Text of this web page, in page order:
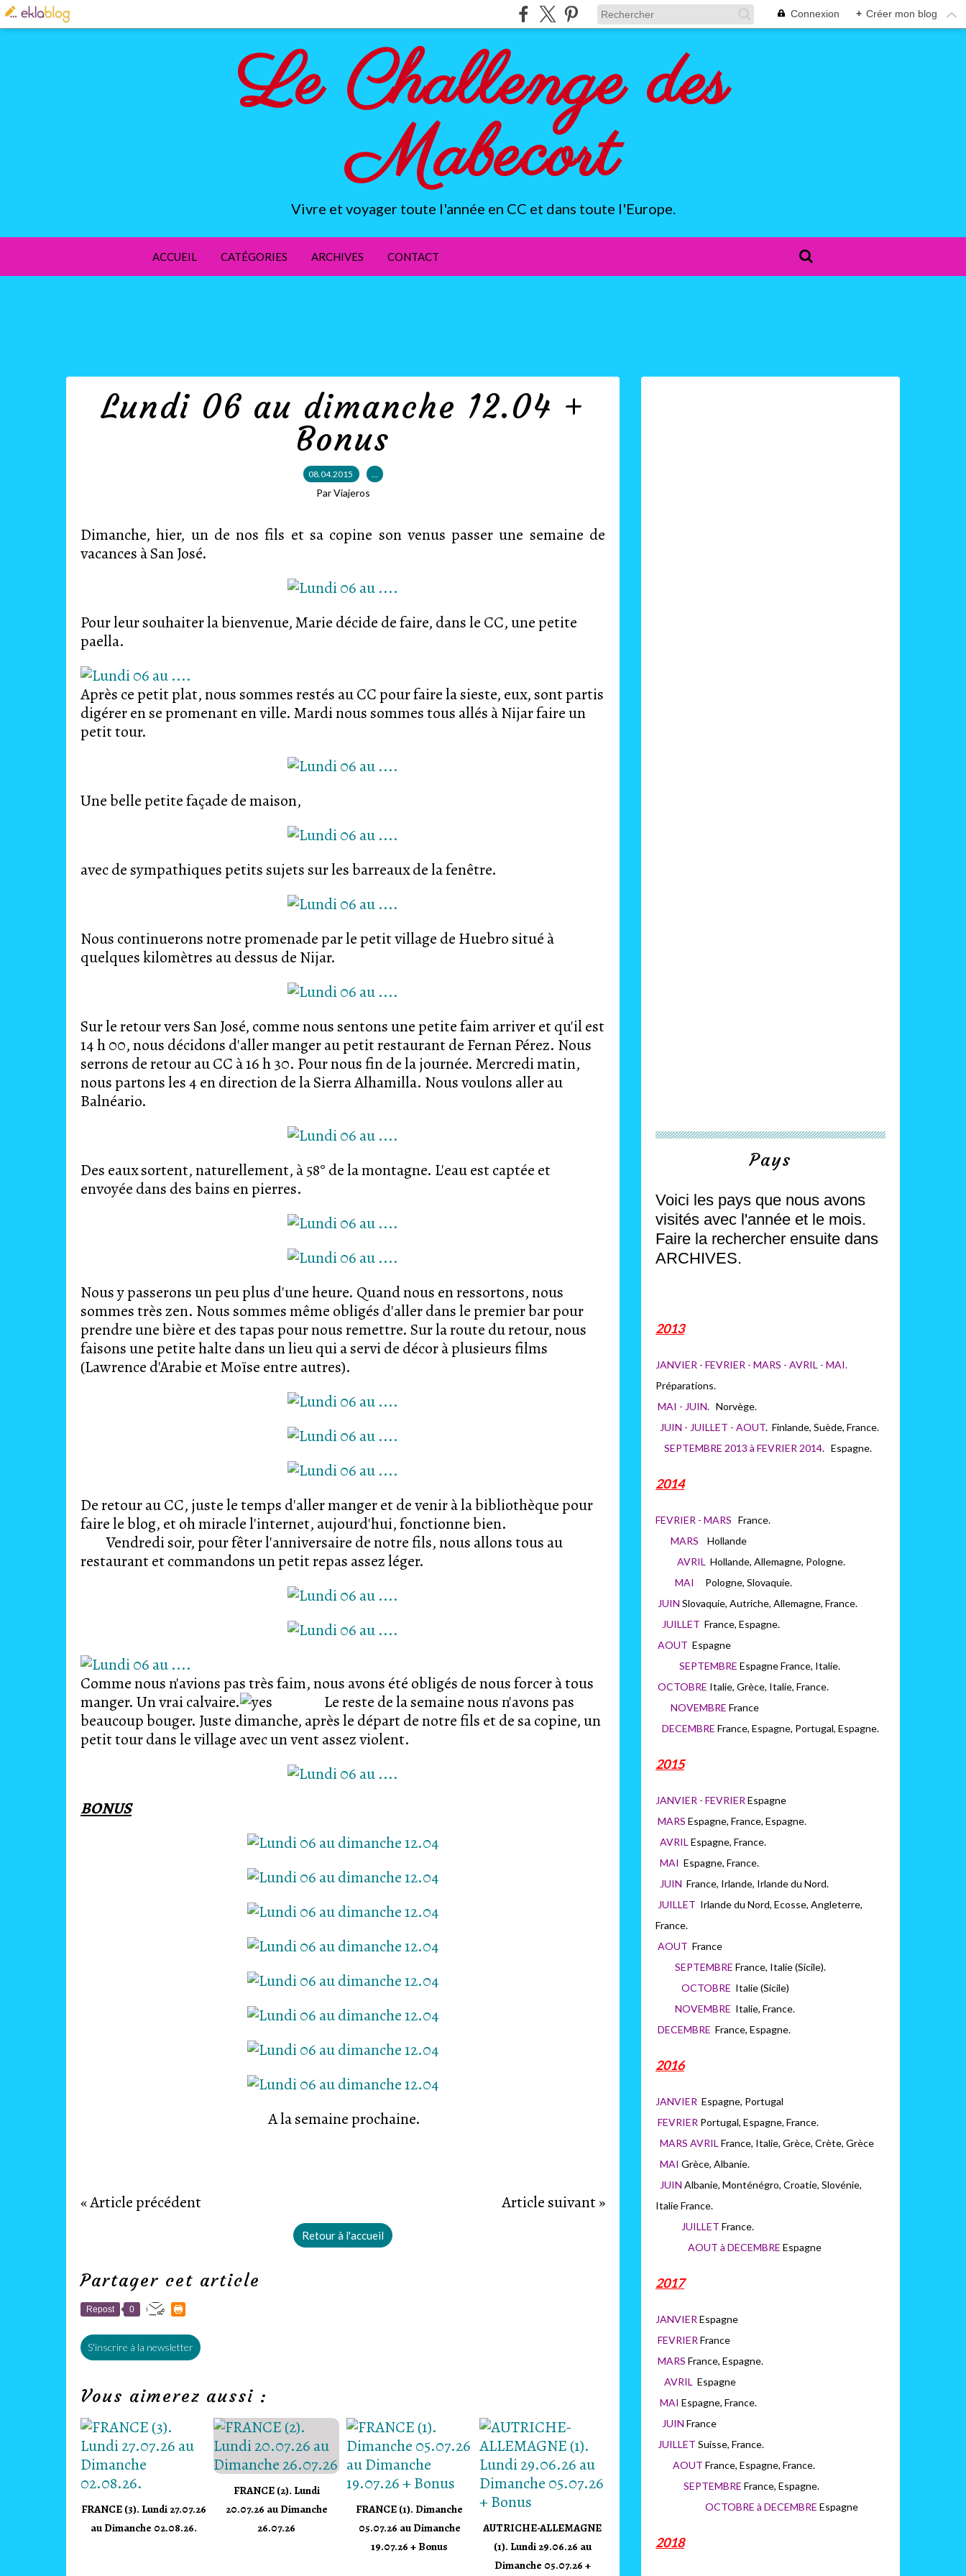
Connexion + Créer mon blog
Le Challenge des
Mabecort
Vivre et voyager toute l'année en CC et dans toute l'Europe.
ACCUEIL CATÉGORIES ARCHIVES CONTACT
Lundi 06 au dimanche 12.04 +
Bonus
08.04.2015 …
Par Viajeros
Dimanche, hier, un de nos fils et sa copine son venus passer une semaine de
vacances à San José.
Pour leur souhaiter la bienvenue, Marie décide de faire, dans le CC, une petite
paella.
Après ce petit plat, nous sommes restés au CC pour faire la sieste, eux, sont partis
digérer en se promenant en ville. Mardi nous sommes tous allés à Nijar faire un
petit tour.
Une belle petite façade de maison,
avec de sympathiques petits sujets sur les barreaux de la fenêtre.
Nous continuerons notre promenade par le petit village de Huebro situé à
quelques kilomètres au dessus de Nijar.
Sur le retour vers San José, comme nous sentons une petite faim arriver et qu'il est
14 h 00, nous décidons d'aller manger au petit restaurant de Fernan Pérez. Nous
serrons de retour au CC à 16 h 30. Pour nous fin de la journée. Mercredi matin,
nous partons les 4 en direction de la Sierra Alhamilla. Nous voulons aller au
Balnéario.
Des eaux sortent, naturellement, à 58° de la montagne. L'eau est captée et
envoyée dans des bains en pierres.
Nous y passerons un peu plus d'une heure. Quand nous en ressortons, nous
sommes très zen. Nous sommes même obligés d'aller dans le premier bar pour
prendre une bière et des tapas pour nous remettre. Sur la route du retour, nous
faisons une petite halte dans un lieu qui a servi de décor à plusieurs films
(Lawrence d'Arabie et Moïse entre autres).
De retour au CC, juste le temps d'aller manger et de venir à la bibliothèque pour
faire le blog, et oh miracle l'internet, aujourd'hui, fonctionne bien.
Vendredi soir, pour fêter l'anniversaire de notre fils, nous allons tous au
restaurant et commandons un petit repas assez léger.
Comme nous n'avions pas très faim, nous avons été obligés de nous forcer à tous
manger. Un vrai calvaire.
Le reste de la semaine nous n'avons pas
beaucoup bouger. Juste dimanche, après le départ de notre fils et de sa copine, un
petit tour dans le village avec un vent assez violent.
BONUS
A la semaine prochaine.
« Article précédent Article suivant »
Retour à l'accueil
Partager cet article
Repost 0
S'inscrire à la newsletter
Vous aimerez aussi :
FRANCE (3). Lundi 27.07.26
au Dimanche 02.08.26.
FRANCE (2). Lundi
20.07.26 au Dimanche
26.07.26
FRANCE (1). Dimanche
05.07.26 au Dimanche
19.07.26 + Bonus
AUTRICHE-ALLEMAGNE
(1). Lundi 29.06.26 au
Dimanche 05.07.26 +
Pays
Voici les pays que nous avons
visités avec l'année et le mois.
Faire la rechercher ensuite dans
ARCHIVES.
2013
JANVIER - FEVRIER - MARS - AVRIL - MAI.
Préparations.
MAI - JUIN. Norvège.
JUIN - JUILLET - AOUT. Finlande, Suède, France.
SEPTEMBRE 2013 à FEVRIER 2014. Espagne.
2014
FEVRIER - MARS France.
MARS Hollande
AVRIL Hollande, Allemagne, Pologne.
MAI
Pologne, Slovaquie.
JUIN Slovaquie, Autriche, Allemagne, France.
JUILLET France, Espagne.
AOUT Espagne
SEPTEMBRE Espagne France, Italie.
OCTOBRE Italie, Grèce, Italie, France.
NOVEMBRE France
DECEMBRE France, Espagne, Portugal, Espagne.
2015
JANVIER - FEVRIER Espagne
MARS Espagne, France, Espagne.
AVRIL Espagne, France.
MAI Espagne, France.
JUIN France, Irlande, Irlande du Nord.
JUILLET Irlande du Nord, Ecosse, Angleterre,
France.
AOUT France
SEPTEMBRE France, Italie (Sicile).
OCTOBRE Italie (Sicile)
NOVEMBRE Italie, France.
DECEMBRE France, Espagne.
2016
JANVIER Espagne, Portugal
FEVRIER Portugal, Espagne, France.
MARS AVRIL France, Italie, Grèce, Crète, Grèce
MAI Grèce, Albanie.
JUIN Albanie, Monténégro, Croatie, Slovénie,
Italie France.
JUILLET France.
AOUT à DECEMBRE Espagne
2017
JANVIER Espagne
FEVRIER France
MARS France, Espagne.
AVRIL Espagne
MAI Espagne, France.
JUIN France
JUILLET Suisse, France.
AOUT France, Espagne, France.
SEPTEMBRE France, Espagne.
OCTOBRE à DECEMBRE Espagne
2018